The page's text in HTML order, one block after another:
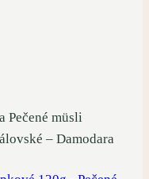
Pečené müsli
– Damodara